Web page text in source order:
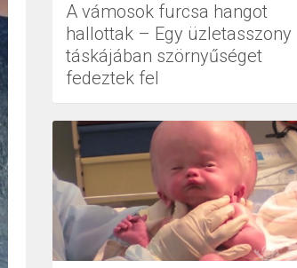
A vámosok furcsa hangot
hallottak – Egy üzletasszony
táskájában szörnyűséget
fedeztek fel